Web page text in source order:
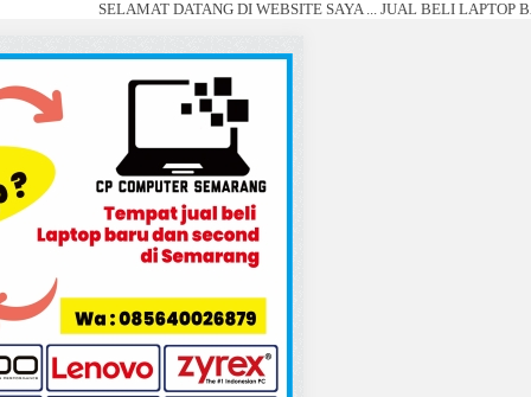
SELAMAT DATANG DI WEBSITE SAYA ... JUAL BELI LAPTOP BARU